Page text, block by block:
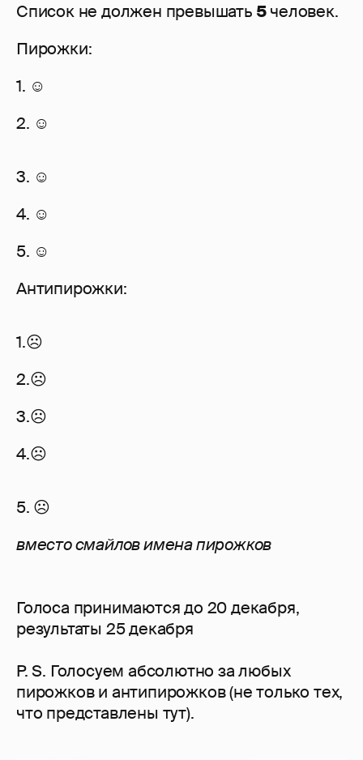
Список не должен превышать 5человек.
Пирожки:
1. ☺
2. ☺
3. ☺
4. ☺
5. ☺
Антипирожки:
1.☹
2.☹
3.☹
4.☹
5. ☹
вместо смайлов имена пирожков
Голоса принимаются до 20 декабря,
результаты 25 декабря
P. S. Голосуем абсолютно за любых
пирожков и антипирожков (не только тех,
что представлены тут).